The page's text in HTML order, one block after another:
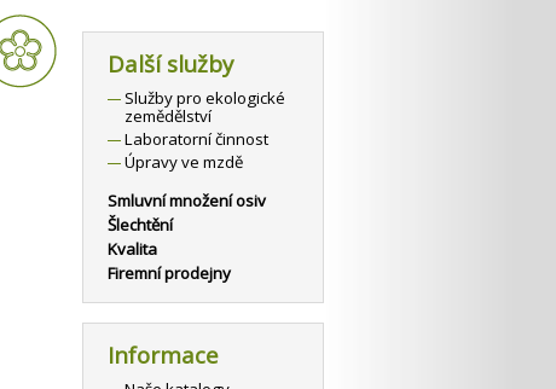
Další služby
Služby pro ekologické
zemědělství
Laboratorní činnost
Úpravy ve mzdě
Smluvní množení osiv
Šlechtění
Kvalita
Firemní prodejny
Informace